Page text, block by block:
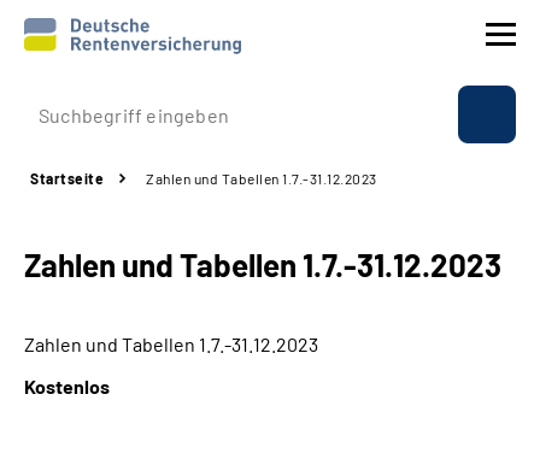
Prävention
Rente
Beratung & Kontakt
Experten
Startseite Zahlen und Tabellen 1.7.-31.12.2023
Zahlen und Tabellen 1.7.-31.12.2023
Zahlen und Tabellen 1.7.-31.12.2023
Kostenlos